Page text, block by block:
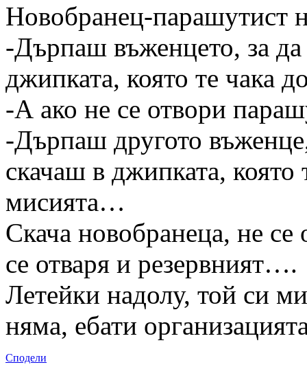
Новобранец-парашутист
-Дърпаш въженцето, за
джипката, която те чака
-А ако не се отвори
-Дърпаш другото
скачаш в джипката,
мисията…
Скача новобранеца, не
се отваря и резервният….
Летейки надолу, той си
няма, ебати
Сподели